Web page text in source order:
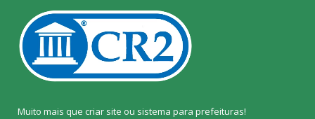
Muito mais que criar site ou sistema para prefeituras!